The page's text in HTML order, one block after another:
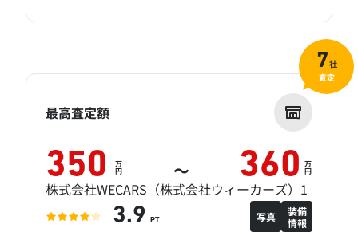
最高査定額
350 万
円 ～ 360 万
円
株式会社WECARS（株式会社ウィーカーズ）1
3.9 PT 写真
装備
情報
7社
査定